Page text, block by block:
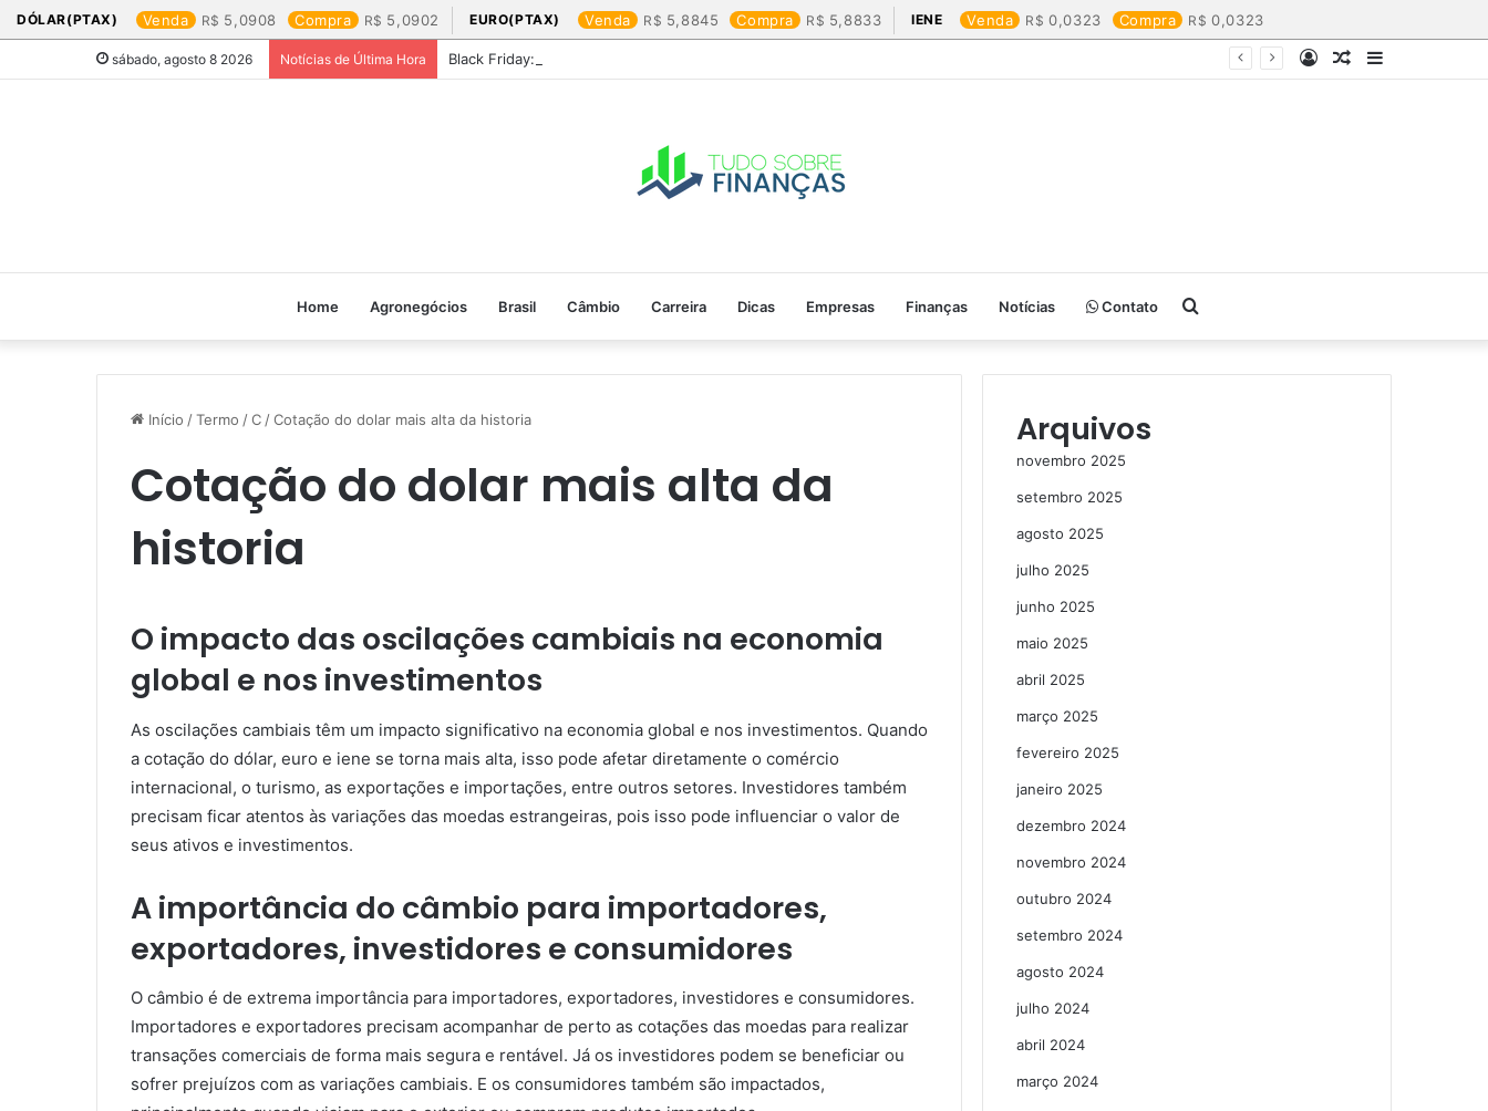
DÓLAR(PTAX) Venda 5,0908 Compra 5,0902 EURO(PTAX) Venda 5,8845 Compra 5,8833 IENE Venda 0,0323 Compra 0,0323
sábado, agosto 8 2026 Notícias de Última Hora Black Friday: os produtos que mais valem a pena
Barra
Artigo
Entrar
Home Agronegócios Brasil Câmbio Carreira Dicas Empresas Finanças Notícias Contato Procurar
por
Início /Termo /C /Cotação do dolar mais alta da historia​
Cotação do dolar mais alta da
historia​
O impacto das oscilações cambiais na economia
global e nos investimentos
As oscilações cambiais têm um impacto significativo na economia global e nos investimentos. Quando
a cotação do dólar, euro e iene se torna mais alta, isso pode afetar diretamente o comércio
internacional, o turismo, as exportações e importações, entre outros setores. Investidores também
precisam ficar atentos às variações das moedas estrangeiras, pois isso pode influenciar o valor de
seus ativos e investimentos.
A importância do câmbio para importadores,
exportadores, investidores e consumidores
O câmbio é de extrema importância para importadores, exportadores, investidores e consumidores.
Importadores e exportadores precisam acompanhar de perto as cotações das moedas para realizar
transações comerciais de forma mais segura e rentável. Já os investidores podem se beneficiar ou
sofrer prejuízos com as variações cambiais. E os consumidores também são impactados,
Arquivos
novembro 2025
setembro 2025
agosto 2025
julho 2025
junho 2025
maio 2025
abril 2025
março 2025
fevereiro 2025
janeiro 2025
dezembro 2024
novembro 2024
outubro 2024
setembro 2024
agosto 2024
julho 2024
abril 2024
março 2024